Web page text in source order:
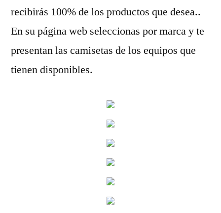
recibirás 100% de los productos que desea..
En su página web seleccionas por marca y te
presentan las camisetas de los equipos que
tienen disponibles.